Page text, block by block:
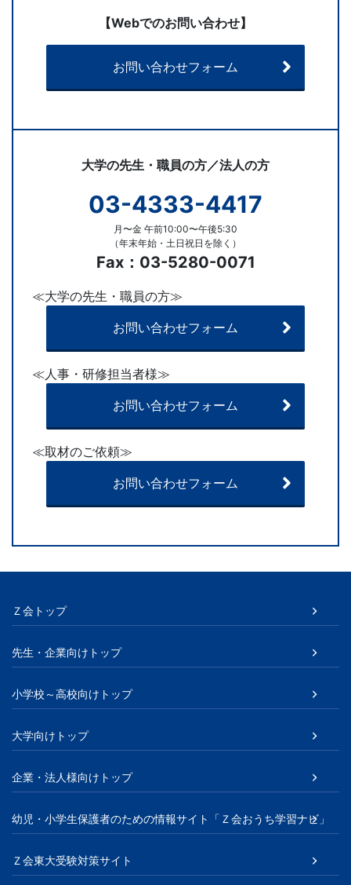
【Webでのお問い合わせ】
お問い合わせフォーム
大学の先生・職員の方／法人の方
03-4333-4417
月〜金 午前10:00〜午後5:30
（年末年始・土日祝日を除く）
Fax：03-5280-0071
≪大学の先生・職員の方≫
お問い合わせフォーム
≪人事・研修担当者様≫
お問い合わせフォーム
≪取材のご依頼≫
お問い合わせフォーム
Ｚ会トップ
先生・企業向けトップ
小学校～高校向けトップ
大学向けトップ
企業・法人様向けトップ
幼児・小学生保護者のための情報サイト「Ｚ会おうち学習ナビ」
Ｚ会東大受験対策サイト